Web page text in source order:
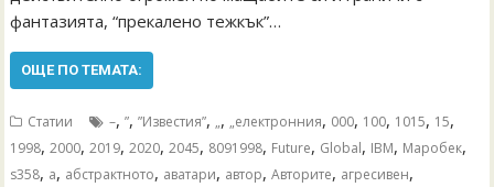
фантазията, “прекалено тежкък”…
ОЩЕ ПО ТЕМАТА:
Статии –,”,”Известия”, „, „електронния, 000, 100, 1015, 15,
1998,2000,2019,2020,2045, 8091998, Future, Global, IBM, Mаробек,
s358, а, абстрактното, аватари, автор,Авторите, агресивен,